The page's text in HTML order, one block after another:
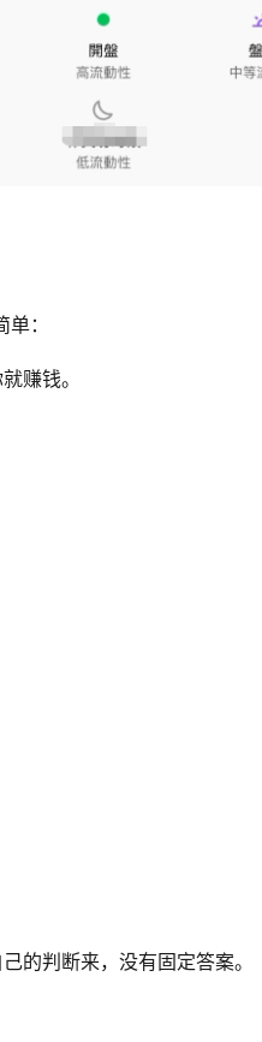
：
赚钱。
的判断来，没有固定答案。